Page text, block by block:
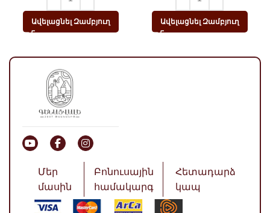
1,750
Ավելացնել Զամբյուղ Ավելացնել Զամբյուղ
Մեր
մասին
Բոնուսային
համակարգ
Հետադարձ
կապ